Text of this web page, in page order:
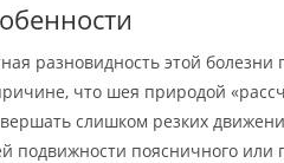
разновидность этой болезни
что шея природой
слишком резких
подвижности поясничного или